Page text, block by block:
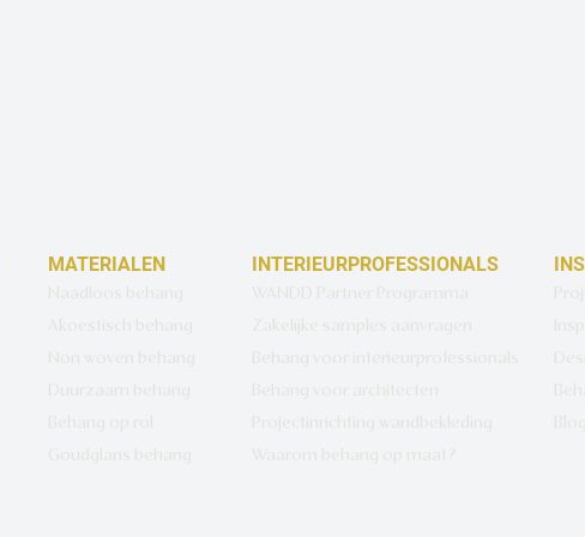
MATERIALEN
Naadloos behang
Akoestisch behang
Non woven behang
Duurzaam behang
Behang op rol
Goudglans behang
INTERIEURPROFESSIONALS
WANDD Partner Programma
Zakelijke samples aanvragen
Behang voor interieurprofessionals
Behang voor architecten
Projectinrichting wandbekleding
Waarom behang op maat?
Blog